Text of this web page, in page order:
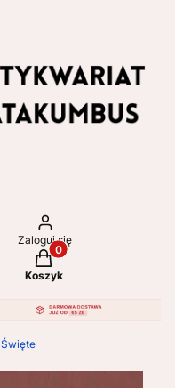
Zaloguj się
Produkty w koszyku:
Koszyk